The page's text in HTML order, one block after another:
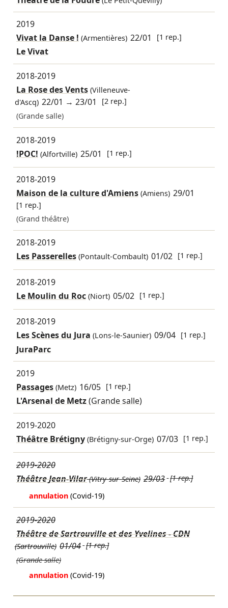
2019
Vivat la Danse ! (Armentières) 22/01 [1 rep.]
Le Vivat
2018-2019
La Rose des Vents(Villeneuve-
d'Ascq) 22/01 →23/01
[2 rep.]
(Grande salle)
2018-2019
!POC! (Alfortville) 25/01 [1 rep.]
2018-2019
Maison de la culture d'Amiens(Amiens) 29/01
[1 rep.]
(Grand théâtre)
2018-2019
Les Passerelles(Pontault-Combault) 01/02 [1 rep.]
2018-2019
Le Moulin du Roc(Niort) 05/02 [1 rep.]
2018-2019
Les Scènes du Jura (Lons-le-Saunier) 09/04 [1 rep.]
JuraParc
2019
Passages(Metz) 16/05 [1 rep.]
L'Arsenal de Metz(Grande salle)
2019-2020
Théâtre Brétigny(Brétigny-sur-Orge) 07/03 [1 rep.]
2019-2020
Théâtre Jean-Vilar(Vitry-sur-Seine) 29/03 [1 rep.]
annulation (Covid-19)
2019-2020
Théâtre de Sartrouville et des Yvelines - CDN
(Sartrouville) 01/04 [1 rep.]
(Grande salle)
annulation (Covid-19)